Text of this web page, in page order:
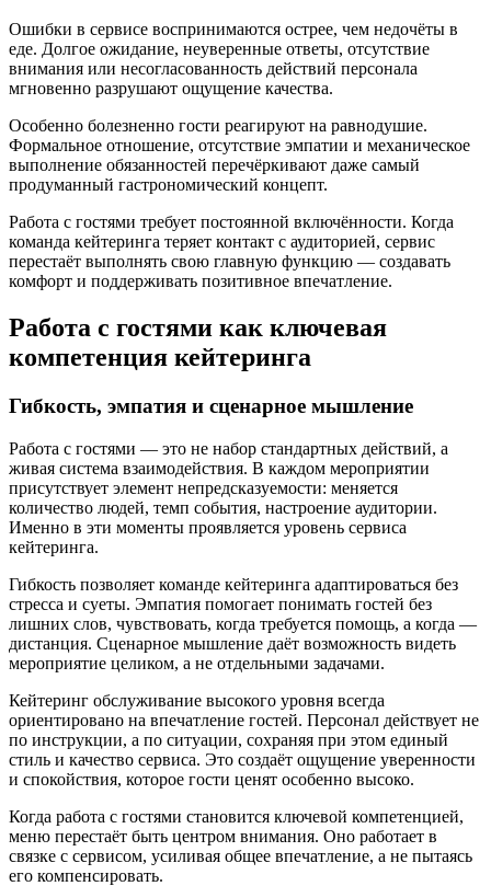
Ошибки в сервисе воспринимаются острее, чем недочёты в
еде. Долгое ожидание, неуверенные ответы, отсутствие
внимания или несогласованность действий персонала
мгновенно разрушают ощущение качества.
Особенно болезненно гости реагируют на равнодушие.
Формальное отношение, отсутствие эмпатии и механическое
выполнение обязанностей перечёркивают даже самый
продуманный гастрономический концепт.
Работа с гостями требует постоянной включённости. Когда
команда кейтеринга теряет контакт с аудиторией, сервис
перестаёт выполнять свою главную функцию — создавать
комфорт и поддерживать позитивное впечатление.
Работа с гостями как ключевая
компетенция кейтеринга
Гибкость, эмпатия и сценарное мышление
Работа с гостями — это не набор стандартных действий, а
живая система взаимодействия. В каждом мероприятии
присутствует элемент непредсказуемости: меняется
количество людей, темп события, настроение аудитории.
Именно в эти моменты проявляется уровень сервиса
кейтеринга.
Гибкость позволяет команде кейтеринга адаптироваться без
стресса и суеты. Эмпатия помогает понимать гостей без
лишних слов, чувствовать, когда требуется помощь, а когда —
дистанция. Сценарное мышление даёт возможность видеть
мероприятие целиком, а не отдельными задачами.
Кейтеринг обслуживание высокого уровня всегда
ориентировано на впечатление гостей. Персонал действует не
по инструкции, а по ситуации, сохраняя при этом единый
стиль и качество сервиса. Это создаёт ощущение уверенности
и спокойствия, которое гости ценят особенно высоко.
Когда работа с гостями становится ключевой компетенцией,
меню перестаёт быть центром внимания. Оно работает в
связке с сервисом, усиливая общее впечатление, а не пытаясь
его компенсировать.